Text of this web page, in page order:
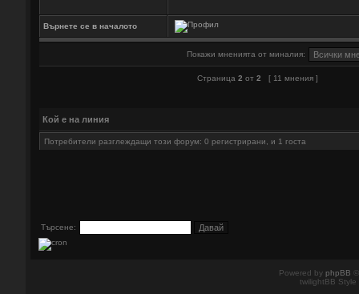
Върнете се в началото
Покажи мненията от миналия:
Страница 2 от 2 [ 11 мнения ]
Кой е на линия
Потребители разглеждащи този форум: 0 регистрирани, и 1 госта
Търсене:
Powered by phpBB
twilightBB